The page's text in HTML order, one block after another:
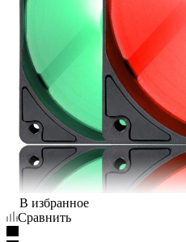
В избранное
Сравнить